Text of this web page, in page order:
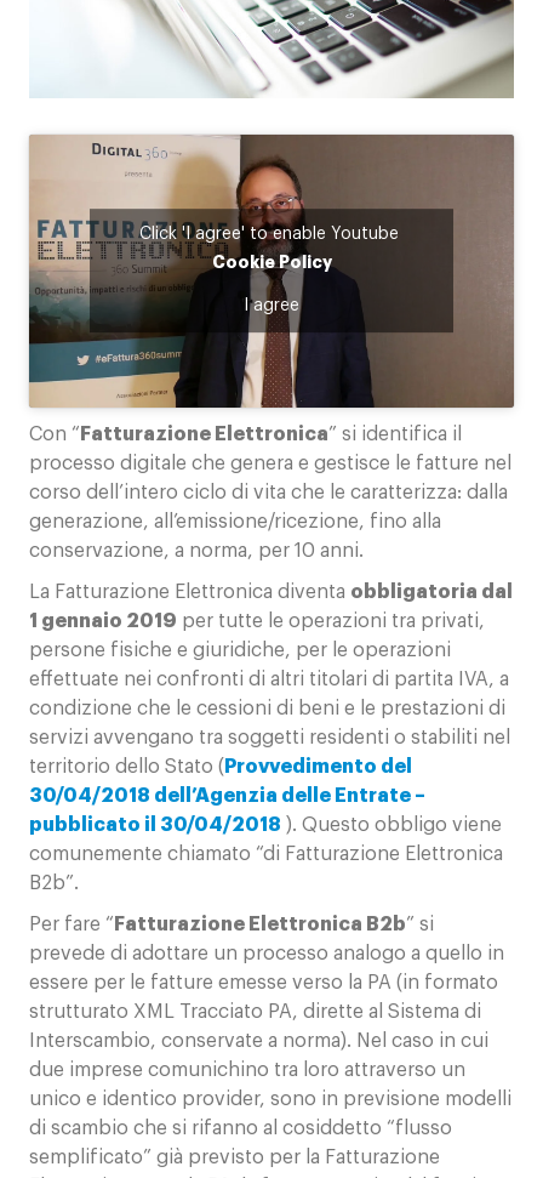
Click 'I agree' to enable Youtube
Cookie Policy
I agree
Con “ Fatturazione Elettronica” si identifica il
processo digitale che genera e gestisce le fatture nel
corso dell’intero ciclo di vita che le caratterizza: dalla
generazione, all’emissione/ricezione, fino alla
conservazione, a norma, per 10 anni.
La Fatturazione Elettronica diventa obbligatoria dal
1 gennaio 2019 per tutte le operazioni tra privati,
persone fisiche e giuridiche, per le operazioni
effettuate nei confronti di altri titolari di partita IVA, a
condizione che le cessioni di beni e le prestazioni di
servizi avvengano tra soggetti residenti o stabiliti nel
territorio dello Stato ( Provvedimento del
30/04/2018 dell’Agenzia delle Entrate –
pubblicato il 30/04/2018 ). Questo obbligo viene
comunemente chiamato “di Fatturazione Elettronica
B2b”.
Per fare “ Fatturazione Elettronica B2b” si
prevede di adottare un processo analogo a quello in
essere per le fatture emesse verso la PA (in formato
strutturato XML Tracciato PA, dirette al Sistema di
Interscambio, conservate a norma). Nel caso in cui
due imprese comunichino tra loro attraverso un
unico e identico provider, sono in previsione modelli
di scambio che si rifanno al cosiddetto “flusso
semplificato” già previsto per la Fatturazione